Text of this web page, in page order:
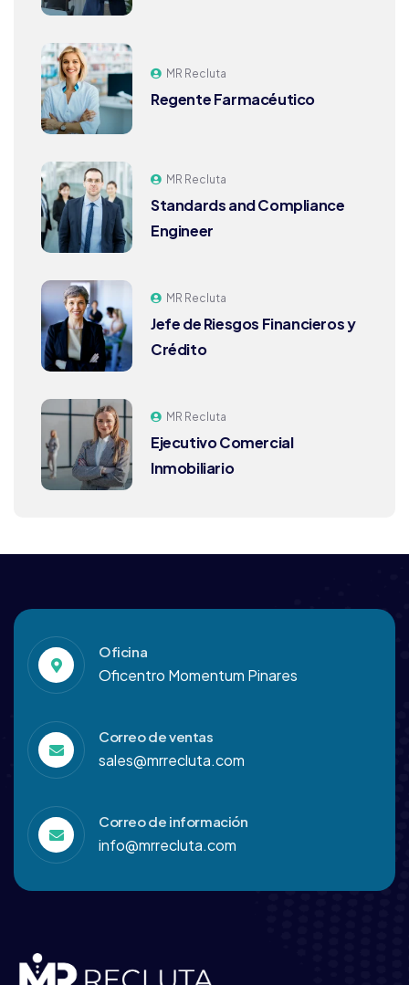
MR Recluta
Regente Farmacéutico
MR Recluta
Standards and Compliance
Engineer
MR Recluta
Jefe de Riesgos Financieros y
Crédito
MR Recluta
Ejecutivo Comercial
Inmobiliario
Oficina
Oficentro Momentum Pinares
Correo de ventas
sales@mrrecluta.com
Correo de información
info@mrrecluta.com